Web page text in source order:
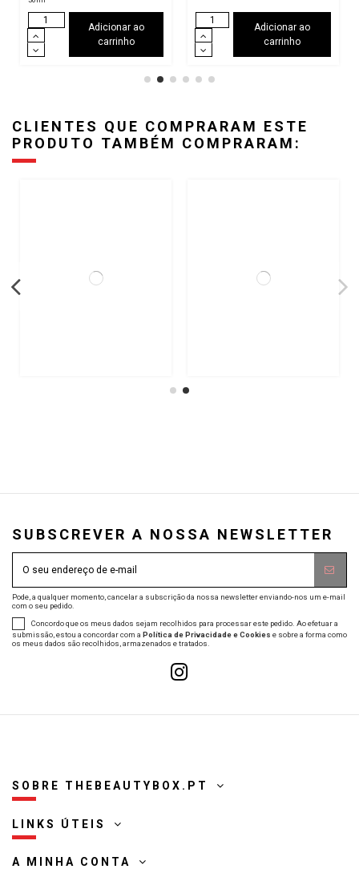
Adicionar ao
carrinho
Adicionar ao
carrinho
CLIENTES QUE COMPRARAM ESTE
PRODUTO TAMBÉM COMPRARAM:
SUBSCREVER A NOSSA NEWSLETTER
Pode, a qualquer momento, cancelar a subscrição da nossa newsletter enviando-nos um e-mail
com o seu pedido.
Concordo que os meus dados sejam recolhidos para processar este pedido. Ao efetuar a
submissão, estou a concordar com a Política de Privacidade e Cookies e sobre a forma como
os meus dados são recolhidos, armazenados e tratados.
SOBRE THEBEAUTYBOX.PT
LINKS ÚTEIS
A MINHA CONTA